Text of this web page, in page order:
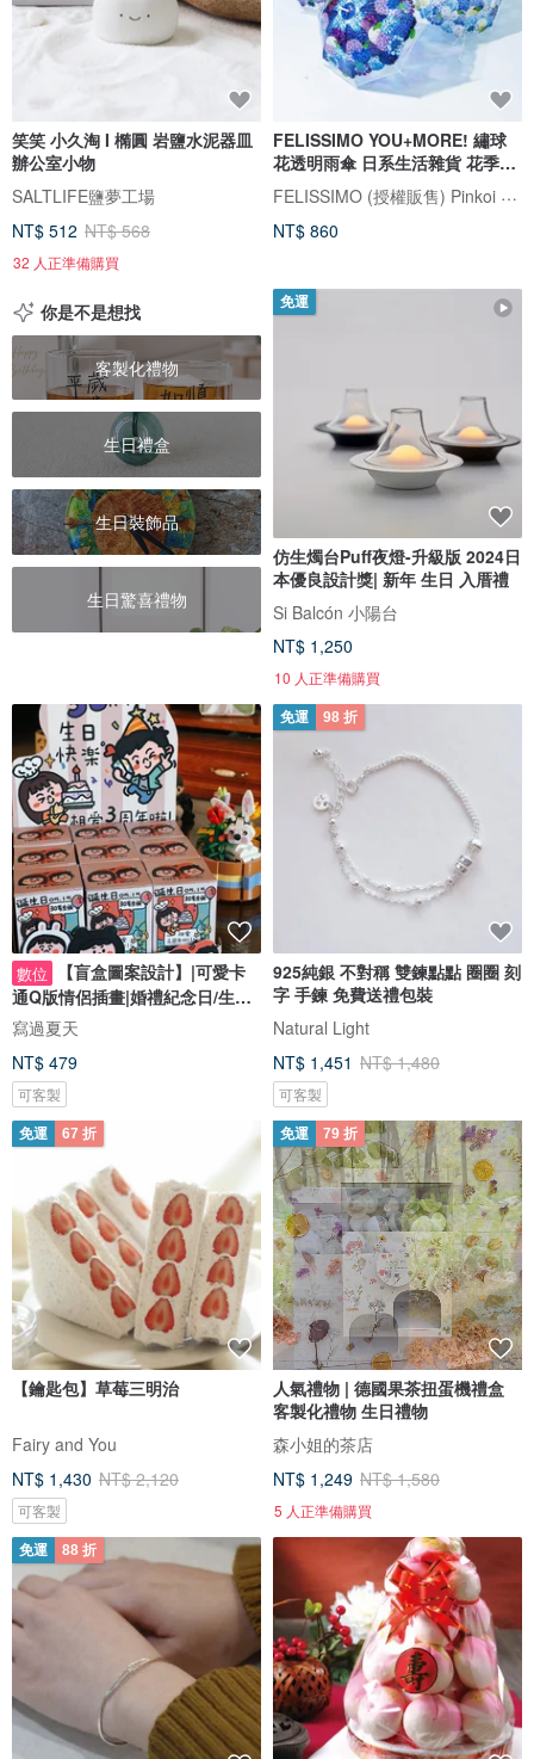
笑笑 小久淘 I 橢圓 岩鹽水泥器皿
辦公室小物
SALTLIFE鹽夢工場
NT$ 512 NT$ 568
32 人正準備購買
FELISSIMO YOU+MORE! 繡球
花透明雨傘 日系生活雜貨 花季設
計傘
FELISSIMO (授權販售) Pinkoi 品牌形象館
NT$ 860
你是不是想找
客製化禮物
生日禮盒
生日裝飾品
生日驚喜禮物
免運
仿生燭台Puff夜燈-升級版 2024日
本優良設計獎| 新年 生日 入厝禮
Si Balcón 小陽台
NT$ 1,250
10 人正準備購買
數位
【盲盒圖案設計】|可愛卡
通Q版情侶插畫|婚禮紀念日/生日
禮物客製
寫過夏天
NT$ 479
可客製
免運 98 折
925純銀 不對稱 雙鍊點點 圈圈 刻
字 手鍊 免費送禮包裝
Natural Light
NT$ 1,451 NT$ 1,480
可客製
免運 67 折
【鑰匙包】草莓三明治
Fairy and You
NT$ 1,430 NT$ 2,120
可客製
免運 79 折
人氣禮物 | 德國果茶扭蛋機禮盒
客製化禮物 生日禮物
森小姐的茶店
NT$ 1,249 NT$ 1,580
5 人正準備購買
免運 88 折